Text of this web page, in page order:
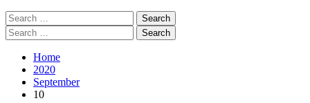
Search
for:
Search
for:
Home
2020
September
10